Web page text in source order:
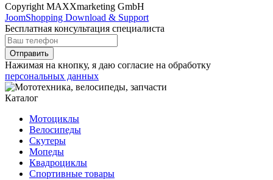
Copyright MAXXmarketing GmbH
JoomShopping Download & Support
Бесплатная консультация специалиста
Отправить
Нажимая на кнопку, я даю согласие на обработку
персональных данных
Каталог
Мотоциклы
Велосипеды
Скутеры
Мопеды
Квадроциклы
Спортивные товары